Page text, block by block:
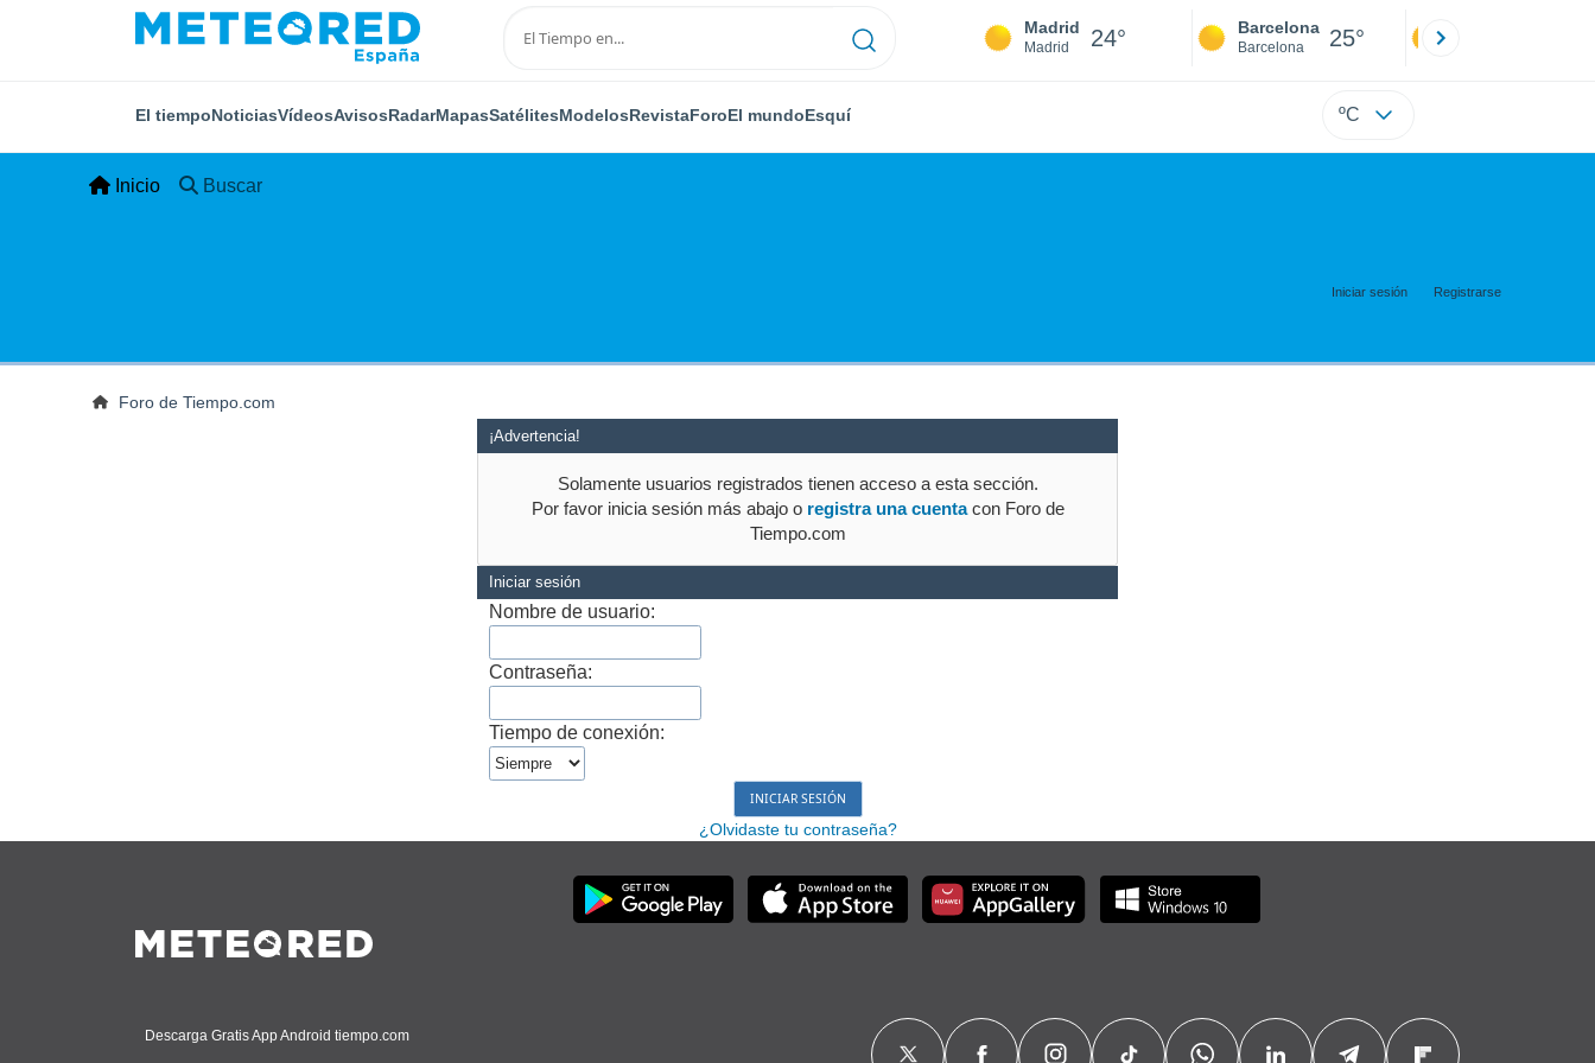
Madrid
Madrid 24° Barcelona
Barcelona 25°
El tiempoNoticiasVídeosAvisosRadarMapasSatélitesModelosRevistaForoEl mundoEsquí ºC
Inicio Buscar
Iniciar sesión Registrarse
Foro de Tiempo.com
¡Advertencia!
Solamente usuarios registrados tienen acceso a esta sección.
Por favor inicia sesión más abajo o registra una cuentacon Foro de
Tiempo.com
Iniciar sesión
Nombre de usuario:
Contraseña:
Tiempo de conexión:
¿Olvidaste tu contraseña?
Descarga Gratis App Android tiempo.com